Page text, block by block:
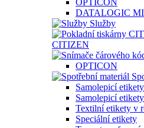
OPTICON
DATALOGIC
Služby
CITIZEN
OPTICON
Samolepicí
Samolepicí
Textilní etikety v
Speciální etikety